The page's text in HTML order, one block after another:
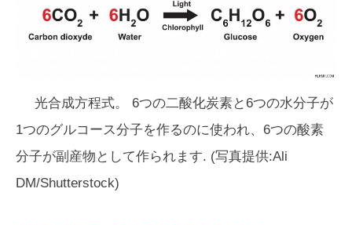
光合成方程式。 6つの二酸化炭素と6つの水分子が
1つのグルコース分子を作るのに使われ、6つの酸素
分子が副産物として作られます. (写真提供:Ali
DM/Shutterstock)